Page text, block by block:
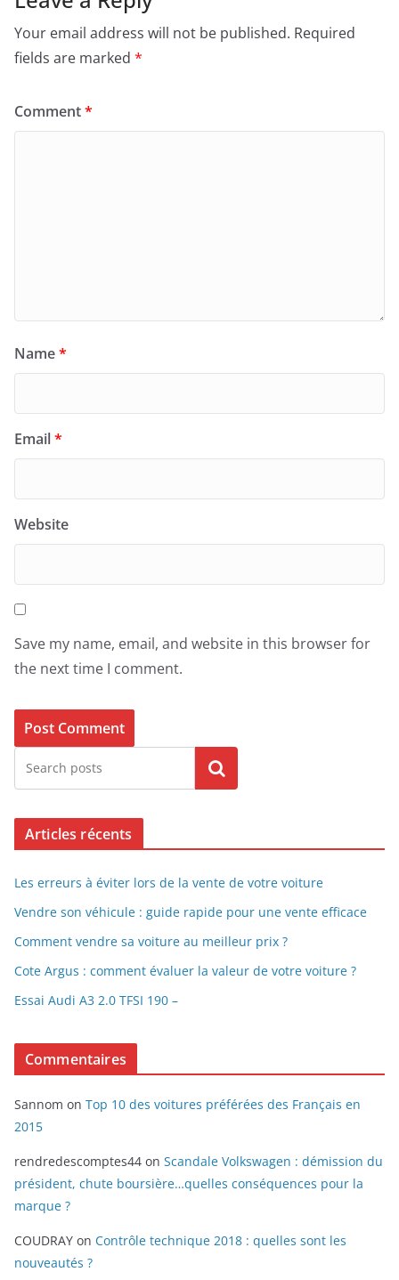
Your email address will not be published. Required
fields are marked *
Comment*
Name*
Email*
Website
Save my name, email, and website in this browser for
the next time I comment.
Search
Articles récents
Les erreurs à éviter lors de la vente de votre voiture
Vendre son véhicule : guide rapide pour une vente efficace
Comment vendre sa voiture au meilleur prix ?
Cote Argus : comment évaluer la valeur de votre voiture ?
Essai Audi A3 2.0 TFSI 190 –
Commentaires
Sannom on Top 10 des voitures préférées des Français en
2015
rendredescomptes44 on Scandale Volkswagen : démission du
président, chute boursière…quelles conséquences pour la
marque ?
COUDRAY on Contrôle technique 2018 : quelles sont les
nouveautés ?